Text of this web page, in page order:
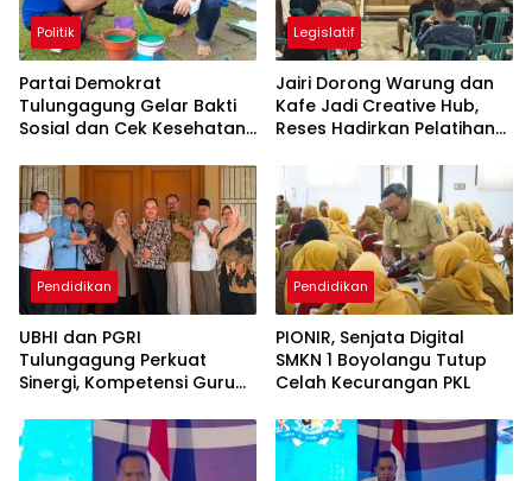
Politik
Partai Demokrat
Tulungagung Gelar Bakti
Sosial dan Cek Kesehatan
Legislatif
Jairi Dorong Warung dan
Kafe Jadi Creative Hub,
Reses Hadirkan Pelatihan
Pendidikan
UBHI dan PGRI
Tulungagung Perkuat
Sinergi, Kompetensi Guru
Pendidikan
PIONIR, Senjata Digital
SMKN 1 Boyolangu Tutup
Celah Kecurangan PKL